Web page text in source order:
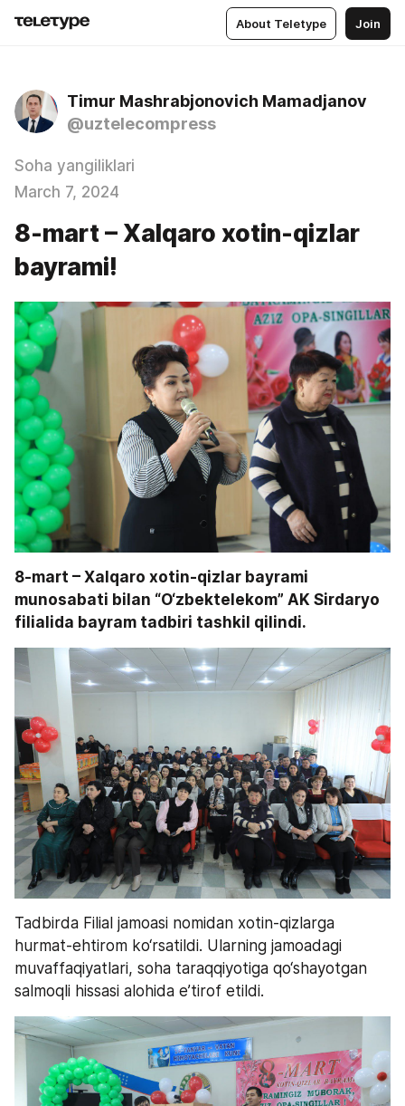
About Teletype Join
Timur Mashrabjonovich Mamadjanov
@uztelecompress
Soha yangiliklari
March 7, 2024
8-mart – Xalqaro xotin-qizlar
bayrami!
8-mart – Xalqaro xotin-qizlar bayrami
munosabati bilan “O‘zbektelekom” AK Sirdaryo
filialida bayram tadbiri tashkil qilindi.
Tadbirda Filial jamoasi nomidan xotin-qizlarga
hurmat-ehtirom ko‘rsatildi. Ularning jamoadagi
muvaffaqiyatlari, soha taraqqiyotiga qo‘shayotgan
salmoqli hissasi alohida e’tirof etildi.